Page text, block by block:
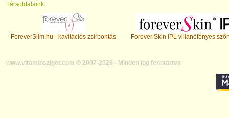
Társoldalaink:
ForeverSlim.hu - kavitációs zsírbontás Forever Skin IPL villanófényes
www.vitaminsziget.com © 2007-2026 - Minden jog fenntartva